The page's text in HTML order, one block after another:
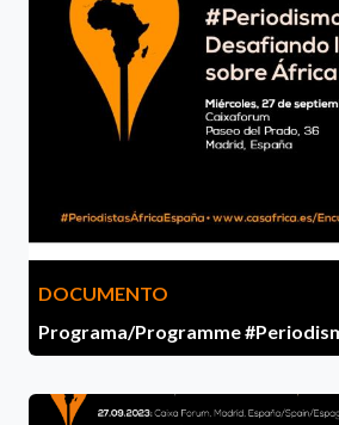
DOCUMENTO
Programa/Programme